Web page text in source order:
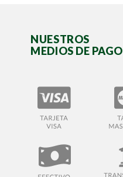
NUESTROS
MEDIOS DE PAGO